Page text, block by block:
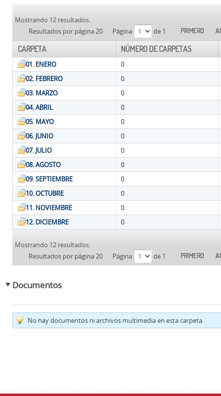
Mostrando 12 resultados.
Resultados por página 20
Página de 1 PRIMERO
CARPETA NÚMERO DE CARPETAS
01. ENERO
0
02. FEBRERO
0
03. MARZO
0
04. ABRIL
0
05. MAYO
0
06. JUNIO
0
07. JULIO
0
08. AGOSTO
0
09. SEPTIEMBRE
0
10. OCTUBRE
0
11. NOVIEMBRE
0
12. DICIEMBRE
0
Mostrando 12 resultados.
Resultados por página 20
Página de 1 PRIMERO
Documentos
No hay documentos ni archivos multimedia en esta carpeta.